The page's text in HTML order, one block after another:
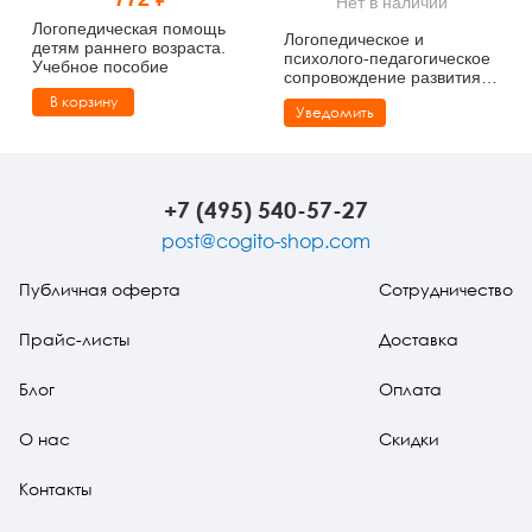
Тревожные расстройства, панические атаки
Психодрама
Сказкотерапия
Другие направления психотерапии
Психология труда и эргономика
Психофизиология
Социальная и организационная психология
Учебная литература
Классический и юнгианский психоанализ
Логопедическая помощь
детям раннего возраста.
Учебное пособие
В корзину
Логопедическое и
психолого-педагогическое
сопровождение развития
детей младенческого
возраста с перинатальным
пособие
Уведомить
+7 (495) 540-57-27
post@cogito-shop.com
Публичная оферта
Прайс-листы
Блог
О нас
Контакты
Сотрудничество
Доставка
Оплата
Скидки